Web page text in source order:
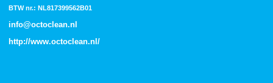
BTW nr.: NL817399562B01
info@octoclean.nl
http://www.octoclean.nl /